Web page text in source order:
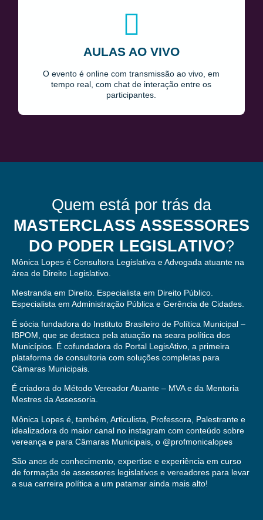
AULAS AO VIVO
O evento é online com transmissão ao vivo, em
tempo real, com chat de interação entre os
participantes.
Quem está por trás da
MASTERCLASS ASSESSORES
DO PODER LEGISLATIVO?
Mônica Lopes é Consultora Legislativa e Advogada atuante na
área de Direito Legislativo.
Mestranda em Direito. Especialista em Direito Público.
Especialista em Administração Pública e Gerência de Cidades.
É sócia fundadora do Instituto Brasileiro de Política Municipal –
IBPOM, que se destaca pela atuação na seara política dos
Municípios. É cofundadora do Portal LegisAtivo, a primeira
plataforma de consultoria com soluções completas para
Câmaras Municipais.
É criadora do Método Vereador Atuante – MVA e da Mentoria
Mestres da Assessoria.
Mônica Lopes é, também, Articulista, Professora, Palestrante e
idealizadora do maior canal no instagram com conteúdo sobre
vereança e para Câmaras Municipais, o @profmonicalopes
São anos de conhecimento, expertise e experiência em curso
de formação de assessores legislativos e vereadores para levar
a sua carreira política a um patamar ainda mais alto!